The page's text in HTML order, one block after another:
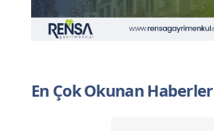
En Çok Okunan Haberler